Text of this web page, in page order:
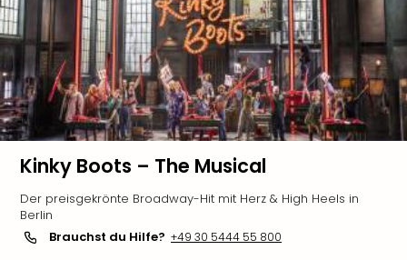
Kinky Boots – The Musical
Der preisgekrönte Broadway-Hit mit Herz & High Heels in
Berlin
Brauchst du Hilfe? +49 30 5444 55 800